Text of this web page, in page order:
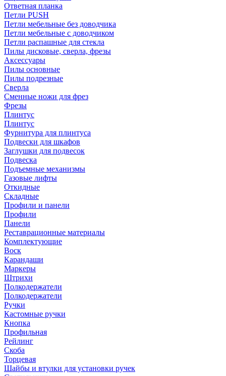
Ответная планка
Петли PUSH
Петли мебельные без доводчика
Петли мебельные с доводчиком
Петли распашные для стекла
Пилы дисковые, сверла, фрезы
Аксессуары
Пилы основные
Пилы подрезные
Сверла
Сменные ножи для фрез
Фрезы
Плинтус
Плинтус
Фурнитура для плинтуса
Подвески для шкафов
Заглушки для подвесок
Подвеска
Подъемные механизмы
Газовые лифты
Откидные
Складные
Профили и панели
Профили
Панели
Реставрационные материалы
Комплектующие
Воск
Карандаши
Маркеры
Штрихи
Полкодержатели
Полкодержатели
Ручки
Кастомные ручки
Кнопка
Профильная
Рейлинг
Скоба
Торцевая
Шайбы и втулки для установки ручек